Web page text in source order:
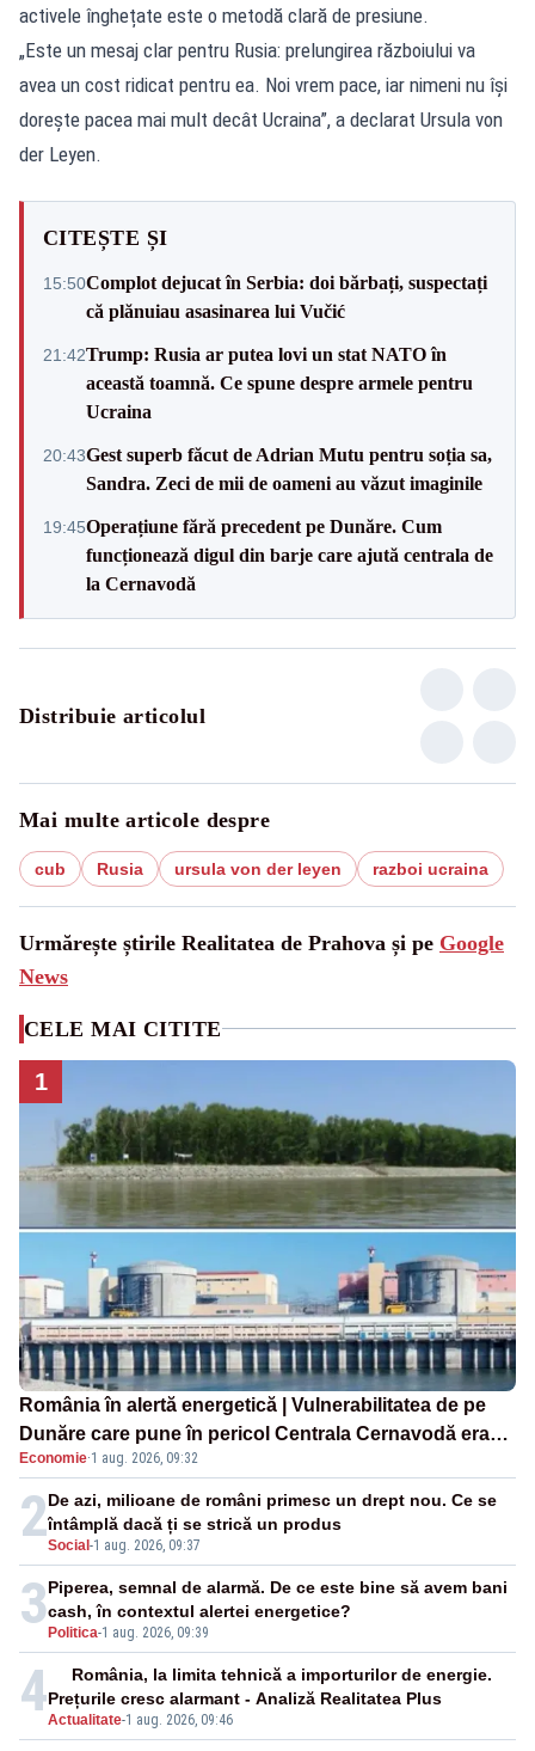
activele înghețate este o metodă clară de presiune.
„Este un mesaj clar pentru Rusia: prelungirea războiului va
avea un cost ridicat pentru ea. Noi vrem pace, iar nimeni nu își
dorește pacea mai mult decât Ucraina”, a declarat Ursula von
der Leyen.
CITEȘTE ȘI
15:50Complot dejucat în Serbia: doi bărbați, suspectați
că plănuiau asasinarea lui Vučić
21:42Trump: Rusia ar putea lovi un stat NATO în
această toamnă. Ce spune despre armele pentru
Ucraina
20:43Gest superb făcut de Adrian Mutu pentru soția sa,
Sandra. Zeci de mii de oameni au văzut imaginile
19:45Operațiune fără precedent pe Dunăre. Cum
funcționează digul din barje care ajută centrala de
la Cernavodă
Distribuie articolul
Mai multe articole despre
cub Rusia ursula von der leyen razboi ucraina
Urmărește știrile Realitatea de Prahova și pe Google
News
CELE MAI CITITE
1
România în alertă energetică | Vulnerabilitatea de pe
Dunăre care pune în pericol Centrala Cernavodă era
cunoscută de pe vremea lui Ceaușescu
Economie·1 aug. 2026, 09:32
2Social -1 aug. 2026, 09:37
De azi, milioane de români primesc un drept nou. Ce se
întâmplă dacă ți se strică un produs
3 Politica-1 aug. 2026, 09:39
Piperea, semnal de alarmă. De ce este bine să avem bani
cash, în contextul alertei energetice?
4Actualitate-1 aug. 2026, 09:46
România, la limita tehnică a importurilor de energie.
Prețurile cresc alarmant - Analiză Realitatea Plus